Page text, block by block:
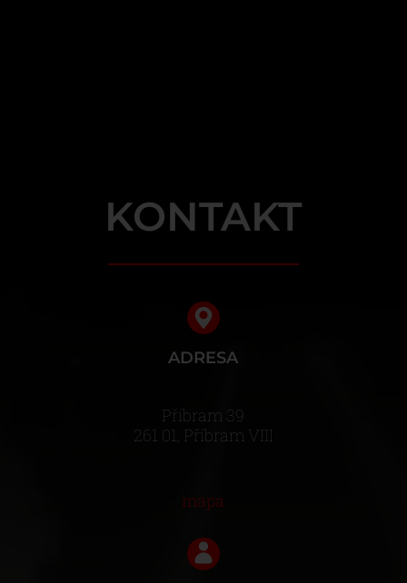
KONTAKT
ADRESA
Příbram 39
261 01, Příbram VIII
mapa